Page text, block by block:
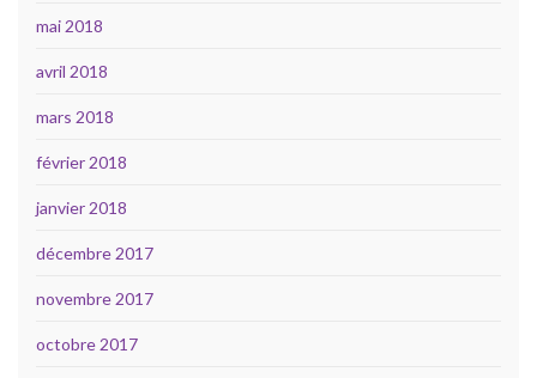
mai 2018
avril 2018
mars 2018
février 2018
janvier 2018
décembre 2017
novembre 2017
octobre 2017